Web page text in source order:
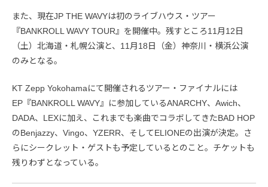
また、現在JP THE WAVYは初のライブハウス・ツアー
『BANKROLL WAVY TOUR』を開催中。残すところ11月12日
（土）北海道・札幌公演と、11月18日（金）神奈川・横浜公演
のみとなる。
KT Zepp Yokohamaにて開催されるツアー・ファイナルには
EP『BANKROLL WAVY』に参加しているANARCHY、Awich、
DADA、LEXに加え、これまでも楽曲でコラボしてきたBAD HOP
のBenjazzy、Vingo、YZERR、そしてELIONEの出演が決定。さ
らにシークレット・ゲストも予定しているとのこと。チケットも
残りわずとなっている。